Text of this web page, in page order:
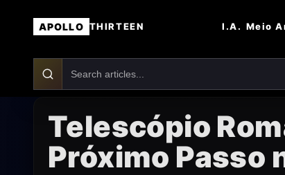
APOLLO THIRTEEN I.A. Meio
Telescópio
Próximo Passo